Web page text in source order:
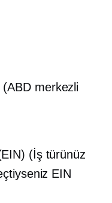
(ABD merkezli
(İş türünüz
EIN